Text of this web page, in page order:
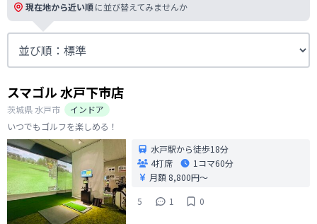
現在地から近い順に並び替えてみませんか
スマゴル 水戸下市店
茨城県水戸市
インドア
いつでもゴルフを楽しめる！
水戸駅から徒歩18分
4打席
1コマ60分
月額 8,800円〜
5
1 0